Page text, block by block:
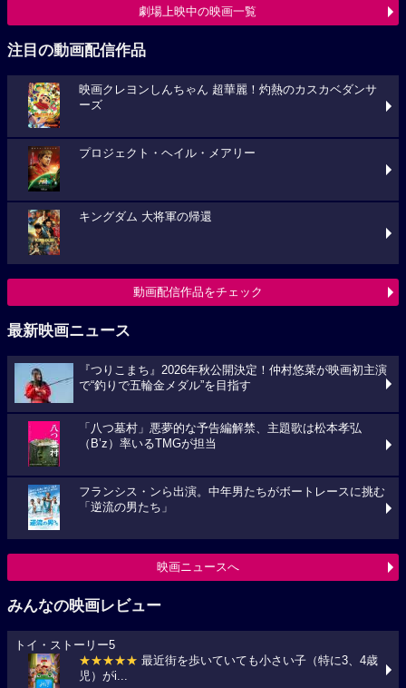
劇場上映中の映画一覧
注目の動画配信作品
映画クレヨンしんちゃん 超華麗！灼熱のカスカベダンサ
ーズ
プロジェクト・ヘイル・メアリー
キングダム 大将軍の帰還
動画配信作品をチェック
最新映画ニュース
『つりこまち』2026年秋公開決定！仲村悠菜が映画初主演
で“釣りで五輪金メダル”を目指す
「八つ墓村」悪夢的な予告編解禁、主題歌は松本孝弘
（B’z）率いるTMGが担当
フランシス・ンら出演。中年男たちがボートレースに挑む
「逆流の男たち」
映画ニュースへ
みんなの映画レビュー
トイ・ストーリー5
★★★★★ 最近街を歩いていても小さい子（特に3、4歳
児）がi...